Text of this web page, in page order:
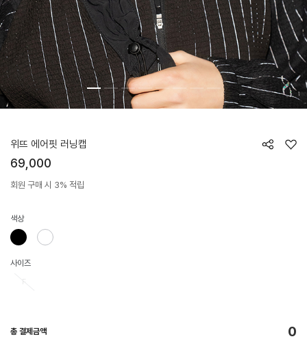
위뜨 에어핏 러닝캡
69,000
회원 구매 시 3% 적립
색상
사이즈
총 결제금액 0